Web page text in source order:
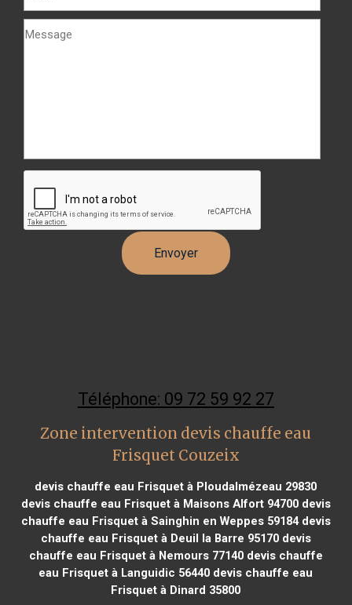
Téléphone: 09 72 59 92 27
Zone intervention devis chauffe eau
Frisquet Couzeix
devis chauffe eau Frisquet à Ploudalmézeau 29830
devis chauffe eau Frisquet à Maisons Alfort 94700devis
chauffe eau Frisquet à Sainghin en Weppes 59184devis
chauffe eau Frisquet à Deuil la Barre 95170devis
chauffe eau Frisquet à Nemours 77140devis chauffe
eau Frisquet à Languidic 56440 devis chauffe eau
Frisquet à Dinard 35800